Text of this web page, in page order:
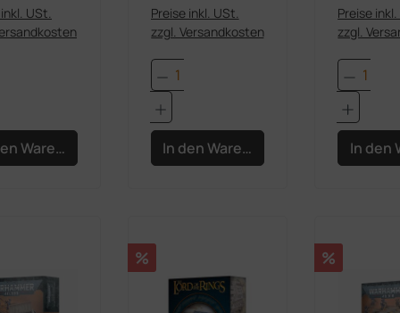
USt.
Anzahl: Gib den gewünschten
Warenkorb
Preise inkl. USt.
zzgl. Versandkosten
Produkt Anzahl: Gib
In den Warenkorb
Preise
zzgl.
In den
Rabatt
% Rabatt
%